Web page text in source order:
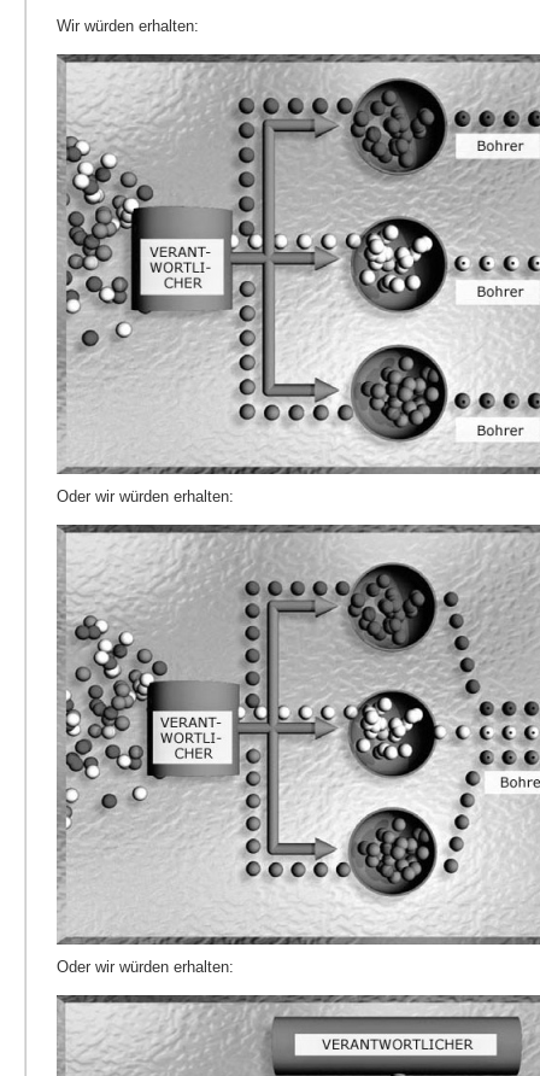
Wir würden erhalten:
Oder wir würden erhalten:
Oder wir würden erhalten: